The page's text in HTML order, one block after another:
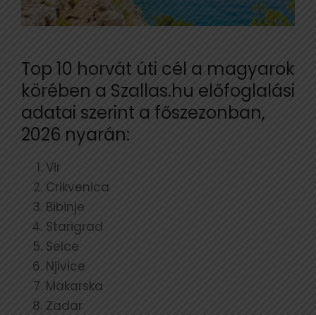
Top 10 horvát úti cél a magyarok
körében a Szallas.hu előfoglalási
adatai szerint a főszezonban,
2026 nyarán:
Vir
Crikvenica
Bibinje
Starigrad
Selce
Njivice
Makarska
Zadar